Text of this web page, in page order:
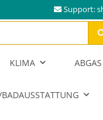
Support:
KLIMA ABGAS